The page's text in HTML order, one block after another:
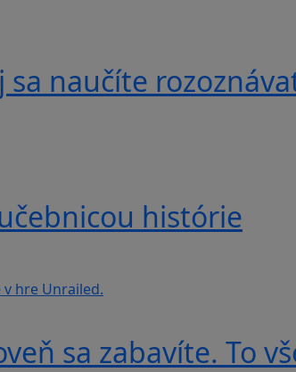
naučíte
histórie
sa zabavíte. To